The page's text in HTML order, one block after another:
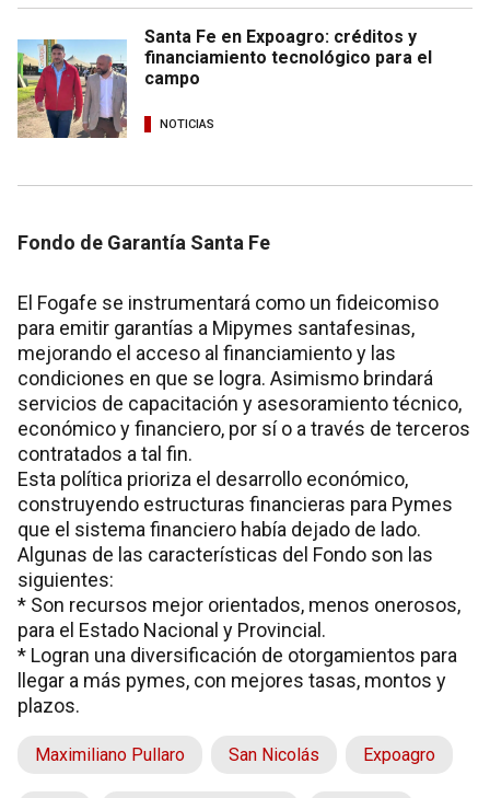
Santa Fe en Expoagro: créditos y
financiamiento tecnológico para el
campo
NOTICIAS
Fondo de Garantía Santa Fe
El Fogafe se instrumentará como un fideicomiso
para emitir garantías a Mipymes santafesinas,
mejorando el acceso al financiamiento y las
condiciones en que se logra. Asimismo brindará
servicios de capacitación y asesoramiento técnico,
económico y financiero, por sí o a través de terceros
contratados a tal fin.
Esta política prioriza el desarrollo económico,
construyendo estructuras financieras para Pymes
que el sistema financiero había dejado de lado.
Algunas de las características del Fondo son las
siguientes:
* Son recursos mejor orientados, menos onerosos,
para el Estado Nacional y Provincial.
* Logran una diversificación de otorgamientos para
llegar a más pymes, con mejores tasas, montos y
plazos.
Maximiliano Pullaro San Nicolás Expoagro